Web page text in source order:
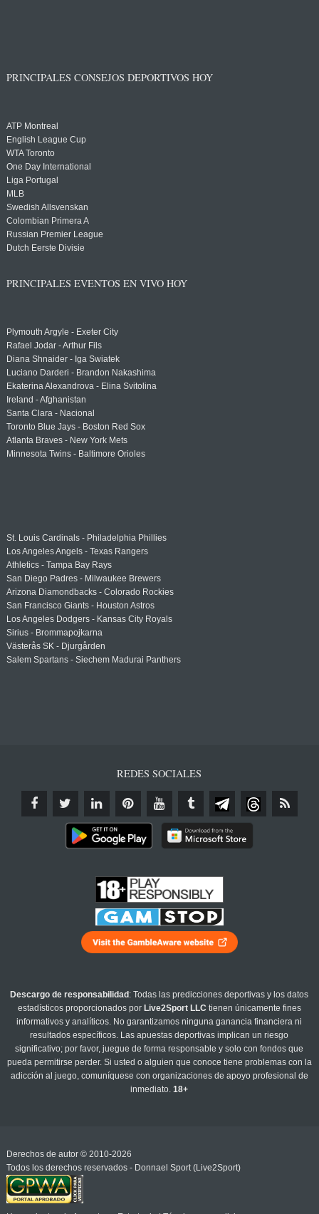
PRINCIPALES CONSEJOS DEPORTIVOS HOY
ATP Montreal
English League Cup
WTA Toronto
One Day International
Liga Portugal
MLB
Swedish Allsvenskan
Colombian Primera A
Russian Premier League
Dutch Eerste Divisie
PRINCIPALES EVENTOS EN VIVO HOY
Plymouth Argyle - Exeter City
Rafael Jodar - Arthur Fils
Diana Shnaider - Iga Swiatek
Luciano Darderi - Brandon Nakashima
Ekaterina Alexandrova - Elina Svitolina
Ireland - Afghanistan
Santa Clara - Nacional
Toronto Blue Jays - Boston Red Sox
Atlanta Braves - New York Mets
Minnesota Twins - Baltimore Orioles
St. Louis Cardinals - Philadelphia Phillies
Los Angeles Angels - Texas Rangers
Athletics - Tampa Bay Rays
San Diego Padres - Milwaukee Brewers
Arizona Diamondbacks - Colorado Rockies
San Francisco Giants - Houston Astros
Los Angeles Dodgers - Kansas City Royals
Sirius - Brommapojkarna
Västerås SK - Djurgården
Salem Spartans - Siechem Madurai Panthers
REDES SOCIALES
Descargo de responsabilidad : Todas las predicciones deportivas y los datos
estadísticos proporcionados por Live2Sport LLC tienen únicamente fines
informativos y analíticos. No garantizamos ninguna ganancia financiera ni
resultados específicos. Las apuestas deportivas implican un riesgo
significativo; por favor, juegue de forma responsable y solo con fondos que
pueda permitirse perder. Si usted o alguien que conoce tiene problemas con la
adicción al juego, comuníquese con organizaciones de apoyo profesional de
inmediato.18+
Derechos de autor © 2010-2026
Todos los derechos reservados - Donnael Sport (Live2Sport)